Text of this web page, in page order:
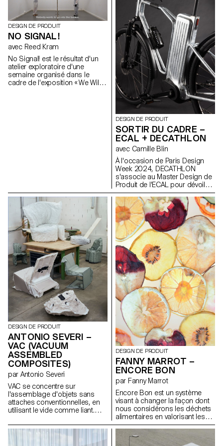
movement, and solar
functionality.
été revitalisé sans nécessiter
une rénovation complète.
DESIGN DE PRODUIT
NO SIGNAL!
avec Reed Kram
No Signal! est le résultat d'un
atelier exploratoire d'une
semaine organisé dans le
cadre de l'exposition « We Will
effondrement de l'infrastructure
moderne, leur mission
consistait à réimaginer la
manière dont nous pourrions
répondre à l'un des besoins les
plus essentiels de l'humanité :
la communication.
DESIGN DE PRODUIT
SORTIR DU CADRE –
ECAL + DECATHLON
avec Camille Blin
À l'occasion de Paris Design
Week 2024, DECATHLON
s'associe au Master Design de
Produit de l'ECAL pour dévoiler
"Sortir du Cadre", une
installation présentant deux
prototypes de vélos de trekking
à assistance électrique issus
d'un travail de recherche autour
de l'éco-conception. Grâce à
cette collaboration,
DECATHLON mobilise la jeune
génération de designers pour
nourrir son travail exploratoire
sur la conception. Ces
concept-bikes, imaginés par
des étudiant·e·s du Master
Design de Produit de l'ECAL,
incarnent une vision d'avenir où
développement durable et
plaisir de l'activité en plein air
vont de pair.
DESIGN DE PRODUIT
ANTONIO SEVERI –
VAC (VACUUM
ASSEMBLED
COMPOSITES)
par Antonio Severi
VAC se concentre sur
l'assemblage d'objets sans
attaches conventionnelles, en
utilisant le vide comme liant.
le nom de "jamming", provient
de la robotique douce mais est
également utilisée lors de la
DESIGN DE PRODUIT
FANNY MARROT –
ENCORE BON
par Fanny Marrot
Encore Bon est un système
visant à changer la façon dont
nous considérons les déchets
alimentaires en valorisant les
ressources existantes
consommables produites par